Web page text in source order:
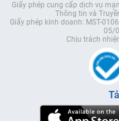
Giấy phép cung cấp dịch vụ
Thông tin và
Giấy phép kinh doanh: MST-
05/
Chịu trách